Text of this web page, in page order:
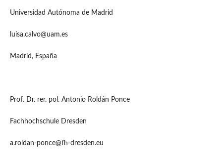
Universidad Autónoma de Madrid
luisa.calvo@uam.es
Madrid, España
Prof. Dr. rer. pol. Antonio Roldán Ponce
Fachhochschule Dresden
a.roldan-ponce@fh-dresden.eu